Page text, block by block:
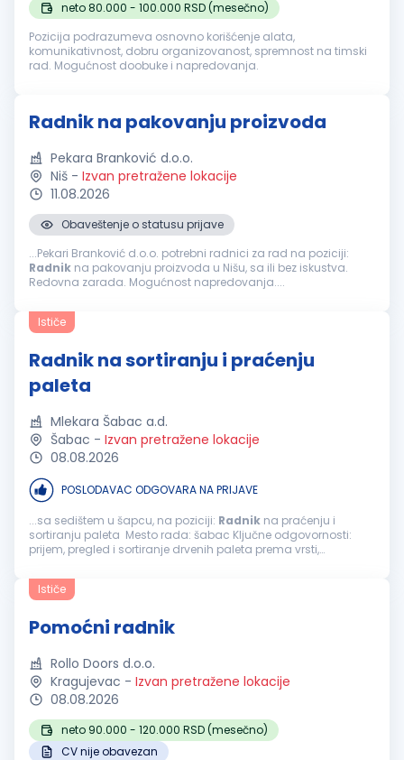
neto 80.000 - 100.000 RSD (mesečno)
Pozicija podrazumeva osnovno korišćenje alata,
komunikativnost, dobru organizovanost, spremnost na timski
rad. Mogućnost doobuke i napredovanja.
Radnik na pakovanju proizvoda
Pekara Branković d.o.o.
Niš - Izvan pretražene lokacije
11.08.2026
Obaveštenje o statusu prijave
...Pekari Branković d.o.o. potrebni radnici za rad na poziciji:
Radnik na pakovanju proizvoda u Nišu, sa ili bez iskustva.
Redovna zarada. Mogućnost napredovanja....
Ističe
Radnik na sortiranju i praćenju
paleta
Mlekara Šabac a.d.
Šabac - Izvan pretražene lokacije
08.08.2026
POSLODAVAC ODGOVARA NA PRIJAVE
...sa sedištem u šapcu, na poziciji: Radnik na praćenju i
sortiranju paleta Mesto rada: šabac Ključne odgovornosti:
prijem, pregled i sortiranje drvenih paleta prema vrsti,
ispravne, oštećene...
Ističe
Pomoćni radnik
Rollo Doors d.o.o.
Kragujevac - Izvan pretražene lokacije
08.08.2026
neto 90.000 - 120.000 RSD (mesečno)
CV nije obavezan